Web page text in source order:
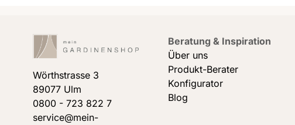
Wörthstrasse 3
89077 Ulm
0800 - 723 822 7
service@mein-
Beratung & Inspiration
Über uns
Produkt-Berater
Konfigurator
Blog